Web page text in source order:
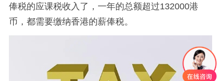
俸税的应课税收入了，一年的总额超过132000港
币，都需要缴纳香港的薪俸税。